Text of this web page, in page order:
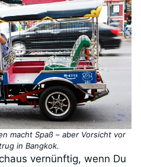
macht Spaß – aber Vorsicht vor
in Bangkok.
vernünftig, wenn Du